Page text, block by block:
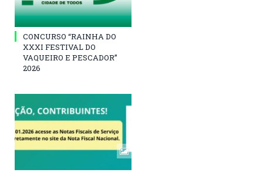
CONCURSO “RAINHA DO
XXXI FESTIVAL DO
VAQUEIRO E PESCADOR”
2026